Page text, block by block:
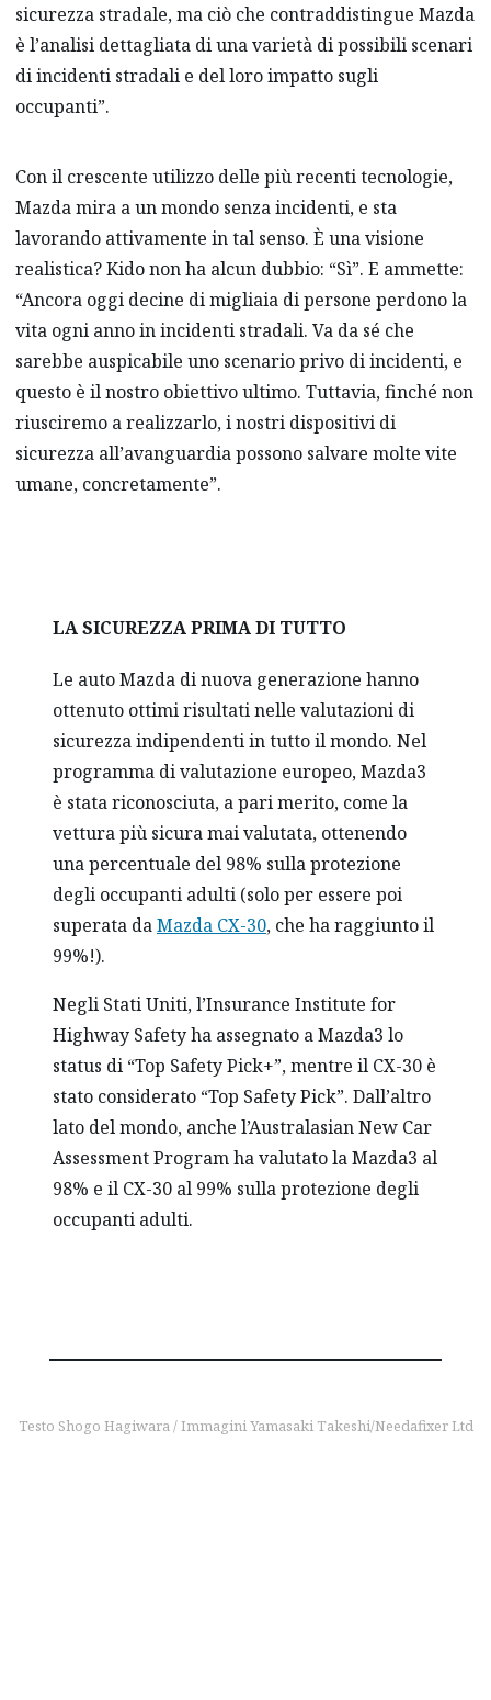
sicurezza stradale, ma ciò che contraddistingue Mazda
è l’analisi dettagliata di una varietà di possibili scenari
di incidenti stradali e del loro impatto sugli
occupanti”.
Con il crescente utilizzo delle più recenti tecnologie,
Mazda mira a un mondo senza incidenti, e sta
lavorando attivamente in tal senso. È una visione
realistica? Kido non ha alcun dubbio: “Sì”. E ammette:
“Ancora oggi decine di migliaia di persone perdono la
vita ogni anno in incidenti stradali. Va da sé che
sarebbe auspicabile uno scenario privo di incidenti, e
questo è il nostro obiettivo ultimo. Tuttavia, finché non
riusciremo a realizzarlo, i nostri dispositivi di
sicurezza all’avanguardia possono salvare molte vite
umane, concretamente”.
LA SICUREZZA PRIMA DI TUTTO
Le auto Mazda di nuova generazione hanno
ottenuto ottimi risultati nelle valutazioni di
sicurezza indipendenti in tutto il mondo. Nel
programma di valutazione europeo, Mazda3
è stata riconosciuta, a pari merito, come la
vettura più sicura mai valutata, ottenendo
una percentuale del 98% sulla protezione
degli occupanti adulti (solo per essere poi
superata daMazda CX-30, che ha raggiunto il
99%!).
Negli Stati Uniti, l’Insurance Institute for
Highway Safety ha assegnato a Mazda3 lo
status di “Top Safety Pick+”, mentre il CX-30 è
stato considerato “Top Safety Pick”. Dall’altro
lato del mondo, anche l’Australasian New Car
Assessment Program ha valutato la Mazda3 al
98% e il CX-30 al 99% sulla protezione degli
occupanti adulti.
Testo Shogo Hagiwara / Immagini Yamasaki Takeshi/Needafixer Ltd